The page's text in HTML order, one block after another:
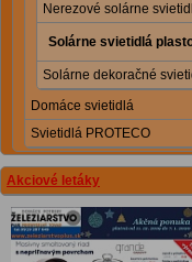
Nerezové solárne
Solárne svietidlá
Solárne dekoračné
Domáce svietidlá
Svietidlá PROTECO
Akciové letáky